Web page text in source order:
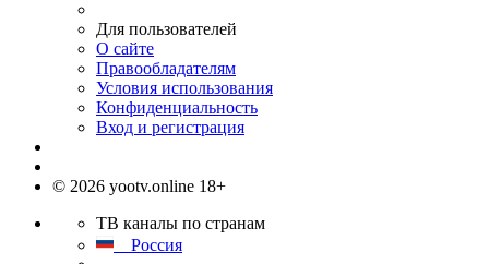
Для пользователей
О сайте
Правообладателям
Условия использования
Конфиденциальность
Вход и регистрация
© 2026 yootv.online 18+
ТВ каналы по странам
Россия